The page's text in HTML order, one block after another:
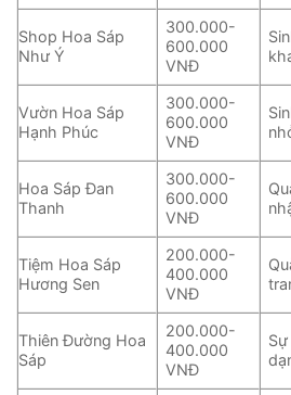
Shop Hoa Sáp
Như Ý
300.000-
600.000
VNĐ
Vườn Hoa Sáp
Hạnh Phúc
300.000-
600.000
VNĐ
Hoa Sáp Đan
Thanh
300.000-
600.000
VNĐ
Tiệm Hoa Sáp
Hương Sen
200.000-
400.000
VNĐ
Thiên Đường Hoa
Sáp
200.000-
400.000
VNĐ